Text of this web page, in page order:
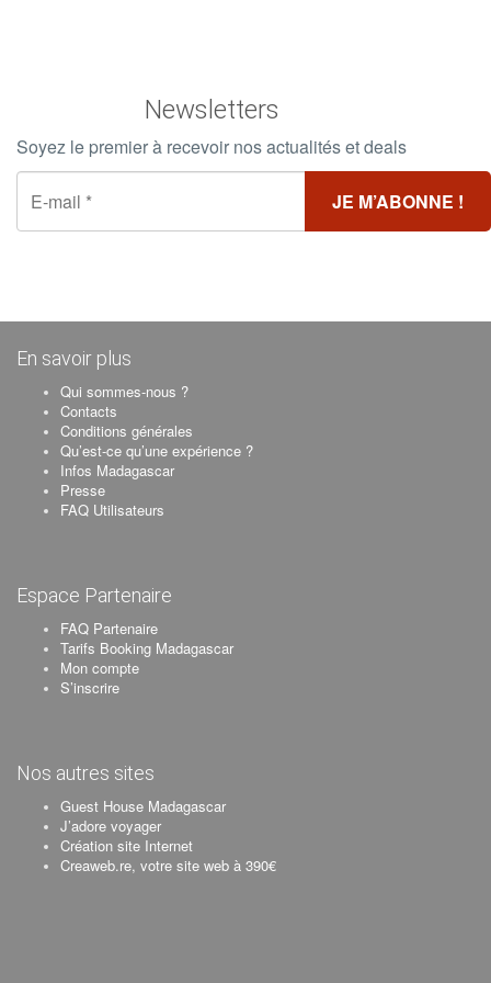
Newsletters
Soyez le premier à recevoir nos actualités et deals
En savoir plus
Qui sommes-nous ?
Contacts
Conditions générales
Qu’est-ce qu’une expérience ?
Infos Madagascar
Presse
FAQ Utilisateurs
Espace Partenaire
FAQ Partenaire
Tarifs Booking Madagascar
Mon compte
S’inscrire
Nos autres sites
Guest House Madagascar
J’adore voyager
Création site Internet
Creaweb.re, votre site web à 390€